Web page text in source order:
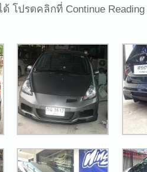
โปรดคลิกที่ Continue Reading